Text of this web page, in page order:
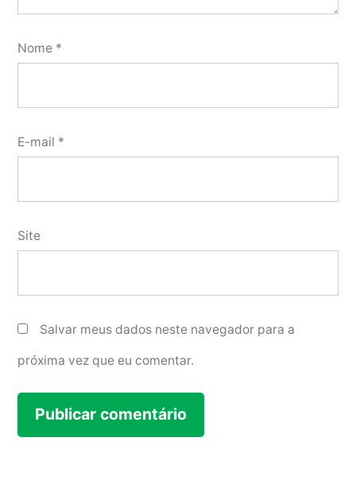
Nome *
E-mail *
Site
Salvar meus dados neste navegador para a
próxima vez que eu comentar.